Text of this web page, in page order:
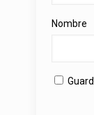
Nombre